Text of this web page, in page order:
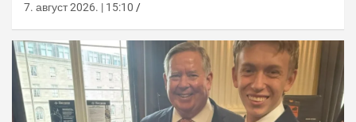
7. август 2026. | 15:10